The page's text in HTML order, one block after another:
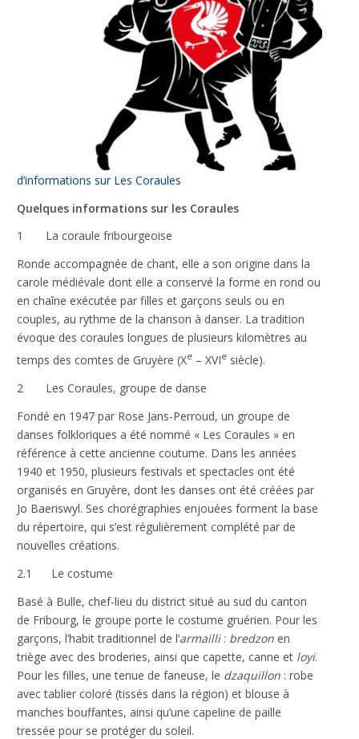
d’informations sur Les Coraules
Quelques informations sur les Coraules
1 La coraule fribourgeoise
Ronde accompagnée de chant, elle a son origine dans la
carole médiévale dont elle a conservé la forme en rond ou
en chaîne exécutée par filles et garçons seuls ou en
couples, au rythme de la chanson à danser. La tradition
évoque des coraules longues de plusieurs kilomètres au
temps des comtes de Gruyère (Xe – XVIe siècle).
2 Les Coraules, groupe de danse
Fondé en 1947 par Rose Jans-Perroud, un groupe de
danses folkloriques a été nommé « Les Coraules » en
référence à cette ancienne coutume. Dans les années
1940 et 1950, plusieurs festivals et spectacles ont été
organisés en Gruyère, dont les danses ont été créées par
Jo Baeriswyl. Ses chorégraphies enjouées forment la base
du répertoire, qui s’est régulièrement complété par de
nouvelles créations.
2.1 Le costume
Basé à Bulle, chef-lieu du district situé au sud du canton
de Fribourg, le groupe porte le costume gruérien. Pour les
garçons, l’habit traditionnel de l’armailli: bredzon en
triège avec des broderies, ainsi que capette, canne et loyi.
Pour les filles, une tenue de faneuse, le dzaquillon : robe
avec tablier coloré (tissés dans la région) et blouse à
manches bouffantes, ainsi qu’une capeline de paille
tressée pour se protéger du soleil.
disparaîtront
du site Web.
Marketing
En partageant
votre intérêt et
votre
comportement
lorsque vous
visitez notre
chances de
des offres
personnalisés.